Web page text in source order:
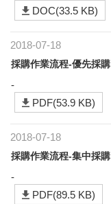
DOC(33.5 KB)
2018-07-18
採購作業流程-優先採購
-
PDF(53.9 KB)
2018-07-18
採購作業流程-集中採購
-
PDF(89.5 KB)